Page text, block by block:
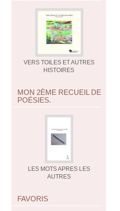
VERS TOILES ET AUTRES
HISTOIRES
MON 2ÈME RECUEIL DE
POÉSIES.
LES MOTS APRES LES
AUTRES
FAVORIS